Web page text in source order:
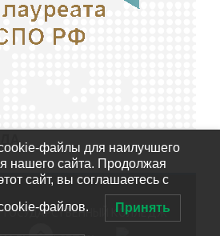
ГОСУДАРСТВЕННЫЙ КОЛЛЕДЖ
файлы для наилучшего
нашего сайта. Продолжая
сайт, вы соглашаетесь с
файлов. Принять